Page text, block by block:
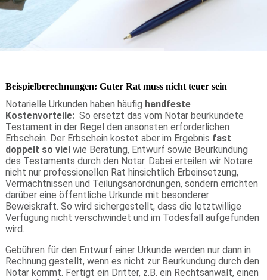
Beispielberechnungen: Guter Rat muss nicht teuer sein
Notarielle Urkunden haben häufig handfeste
Kostenvorteile:So ersetzt das vom Notar beurkundete
Testament in der Regel den ansonsten erforderlichen
Erbschein. Der Erbschein kostet aber im Ergebnis fast
doppelt so viel wie Beratung, Entwurf sowie Beurkundung
des Testaments durch den Notar. Dabei erteilen wir Notare
nicht nur professionellen Rat hinsichtlich Erbeinsetzung,
Vermächtnissen und Teilungsanordnungen, sondern errichten
darüber eine öffentliche Urkunde mit besonderer
Beweiskraft. So wird sichergestellt, dass die letztwillige
Verfügung nicht verschwindet und im Todesfall aufgefunden
wird.
Gebühren für den Entwurf einer Urkunde werden nur dann in
Rechnung gestellt, wenn es nicht zur Beurkundung durch den
Notar kommt. Fertigt ein Dritter, z.B. ein Rechtsanwalt, einen